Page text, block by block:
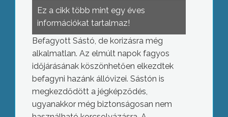
Ez a cikk több mint egy éves
információkat tartalmaz!
Befagyott Sástó, de korizásra még
alkalmatlan. Az elmúlt napok fagyos
időjárásának köszönhetően elkezdtek
befagyni hazánk állóvizei. Sástón is
megkezdődött a jégképződés,
ugyanakkor még biztonságosan nem